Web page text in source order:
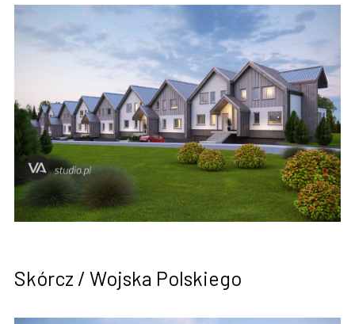
Skórcz / Wojska Polskiego